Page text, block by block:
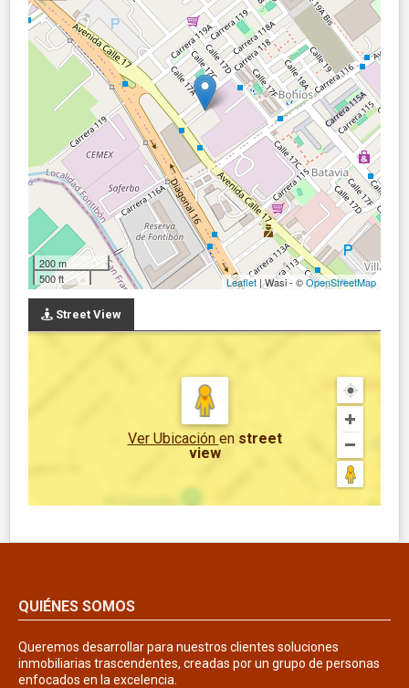
200 m
500 ft
Leaflet | Wasi - ©OpenStreetMap
Street View
Ver Ubicación en street
view
QUIÉNES SOMOS
Queremos desarrollar para nuestros clientes soluciones
inmobiliarias trascendentes, creadas por un grupo de personas
enfocados en la excelencia.